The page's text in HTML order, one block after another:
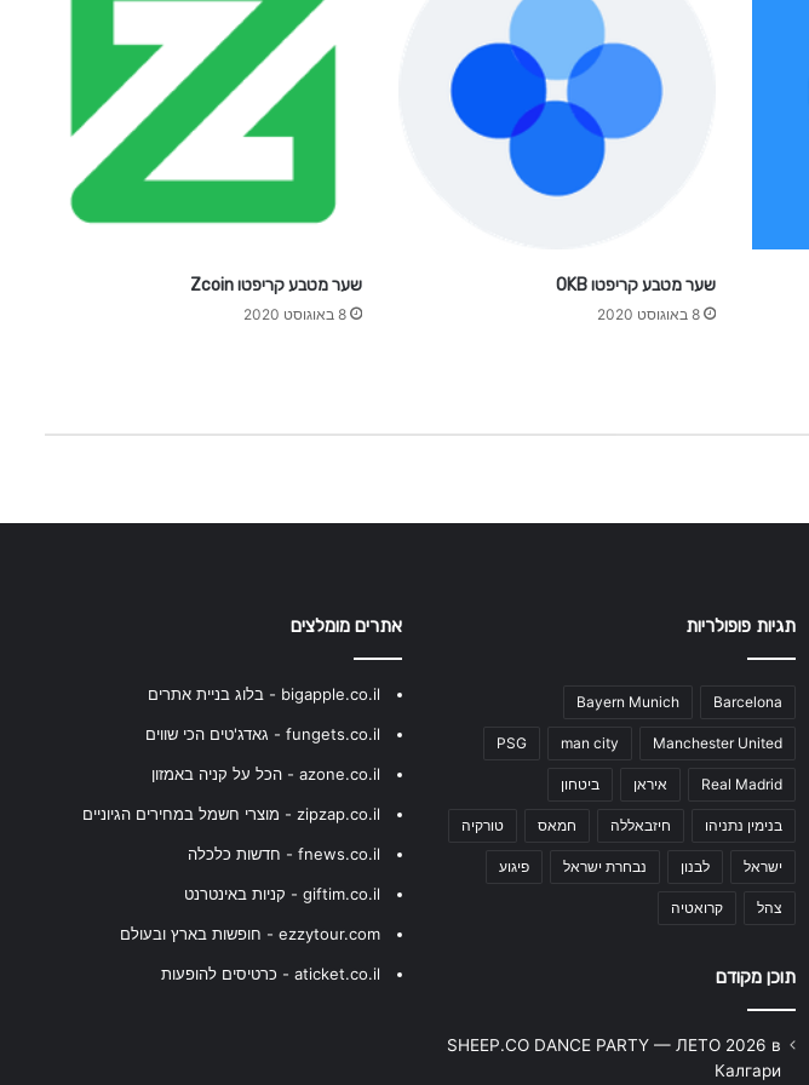
שער מטבע קריפטו OKB
8 באוגוסט 2020
שער מטבע קריפטו Zcoin
8 באוגוסט 2020
תגיות פופולריות
Barcelona
Bayern Munich
Manchester United
man city
PSG
Real Madrid איראן ביטחון
בנימין נתניהו חיזבאללה חמאס טורקיה
ישראל לבנון נבחרת ישראל פיגוע
צהל קרואטיה
תוכן מקודם
SHEEP.CO DANCE PARTY — ЛЕТО 2026 в
Калгари
אתרים מומלצים
bigapple.co.il - בלוג בניית אתרים
fungets.co.il - גאדג'טים הכי שווים
azone.co.il - הכל על קניה באמזון
zipzap.co.il - מוצרי חשמל במחירים הגיוניים
fnews.co.il - חדשות כלכלה
giftim.co.il - קניות באינטרנט
ezzytour.com - חופשות בארץ ובעולם
aticket.co.il - כרטיסים להופעות